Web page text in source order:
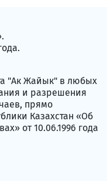
"Ак Жайык" в любых
и разрешения
прямо
Казахстан «Об
от 10.06.1996 года